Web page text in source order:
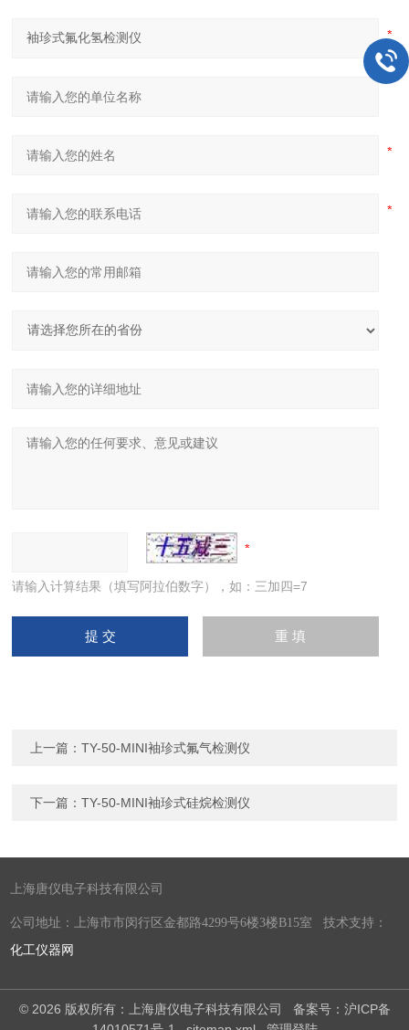
请输入计算结果（填写阿拉伯数字），如：三加四=7
上一篇：TY-50-MINI袖珍式氟气检测仪
下一篇：TY-50-MINI袖珍式硅烷检测仪
上海唐仪电子科技有限公司
公司地址：上海市市闵行区金都路4299号6楼3楼B15室 技术支持：
化工仪器网
© 2026 版权所有：上海唐仪电子科技有限公司 备案号：沪ICP备